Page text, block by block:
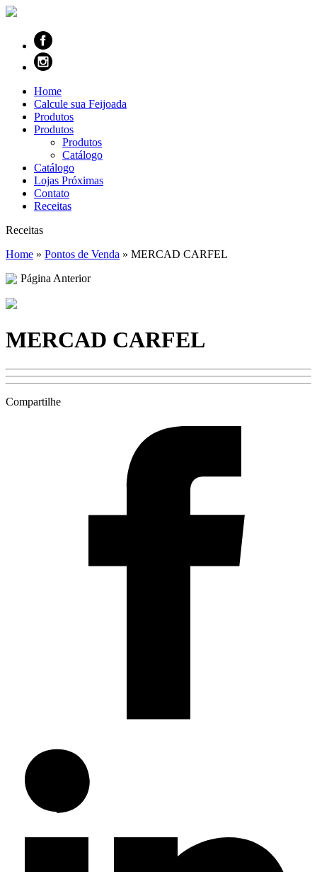
Home
Calcule sua Feijoada
Produtos
Produtos
Produtos
Catálogo
Catálogo
Lojas Próximas
Contato
Receitas
Receitas
Home » Pontos de Venda » MERCAD CARFEL
Página Anterior
MERCAD CARFEL
Compartilhe